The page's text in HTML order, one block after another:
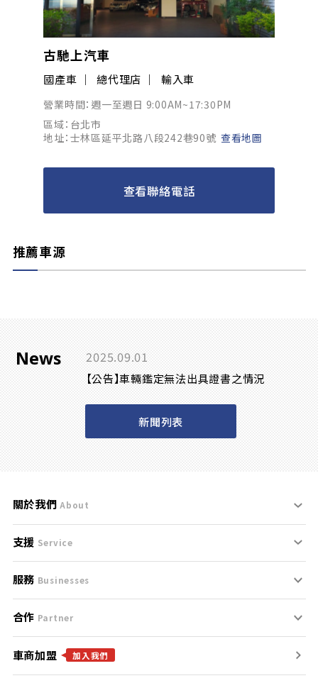
古馳上汽車
國產車 總代理店 輸入車
營業時間：週一至週日 9:00AM~17:30PM
區域：台北市
地址：士林區延平北路八段242巷90號 查看地圖
查看聯絡電話
推薦車源
News 2025.09.01
【公告】車輛鑑定無法出具證書之情況
新聞列表
關於我們 About
刊登規範
服務條款
免責聲明
隱私權政策
支援 Service
支援中心
聯絡我們
服務 Businesses
什麼是Goo鑑定？
找好車
合作 Partner
合作夥伴
車商加盟 加入我們